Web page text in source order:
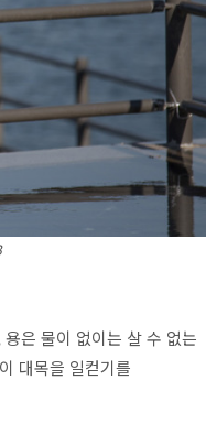
은 물이 없이는 살 수 없는
대목을 일컫기를